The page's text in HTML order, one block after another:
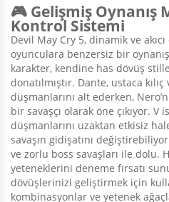
🎮 Gelişmiş Oynanış
Kontrol Sistemi
Devil May Cry 5, dinamik ve
oyunculara benzersiz bir
karakter, kendine has dövüş
donatılmıştır. Dante, ustaca
düşmanlarını alt ederken,
bir savaşçı olarak öne çıkıyor. V
düşmanlarını uzaktan etkisiz
savaşın gidişatını
ve zorlu boss savaşları ile dolu.
yeteneklerini deneme fırsatı
dövüşlerinizi geliştirmek için
kombinasyonlar ve yetenek